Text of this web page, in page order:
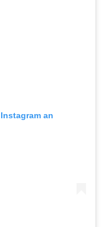
an